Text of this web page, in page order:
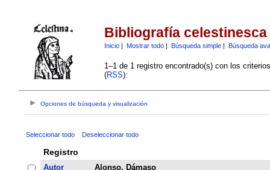
Bibliografía celestinesca
Inicio| Mostrar todo| Búsqueda simple| Búsqueda
1–1 de 1 registro encontrado(s) con los
(RSS):
Opciones de búsqueda y visualización
Seleccionar todo Deseleccionar todo
Registro
Autor
Alonso, Dámaso